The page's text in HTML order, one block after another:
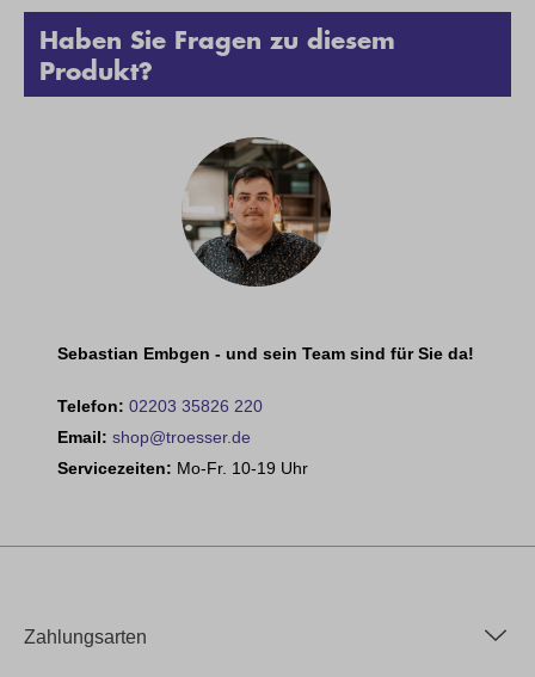
Haben Sie Fragen zu diesem
Produkt?
Sebastian Embgen - und sein Team sind für Sie da!
Telefon: 02203 35826 220
Email: shop@troesser.de
Servicezeiten: Mo-Fr. 10-19 Uhr
Zahlungsarten